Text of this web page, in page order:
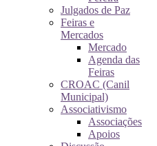
Julgados de Paz
Feiras e
Mercados
Mercado
Agenda das
Feiras
CROAC (Canil
Municipal)
Associativismo
Associações
Apoios